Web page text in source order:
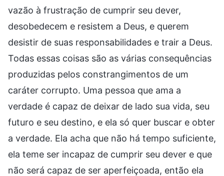
vazão à frustração de cumprir seu dever,
desobedecem e resistem a Deus, e querem
desistir de suas responsabilidades e trair a Deus.
Todas essas coisas são as várias consequências
produzidas pelos constrangimentos de um
caráter corrupto. Uma pessoa que ama a
verdade é capaz de deixar de lado sua vida, seu
futuro e seu destino, e ela só quer buscar e obter
a verdade. Ela acha que não há tempo suficiente,
ela teme ser incapaz de cumprir seu dever e que
não será capaz de ser aperfeiçoada, então ela